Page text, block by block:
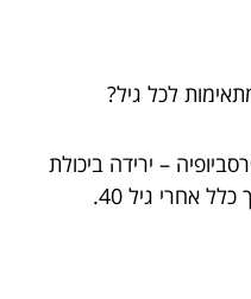
לכל גיל?
– ירידה ביכולת
אחרי גיל 40.